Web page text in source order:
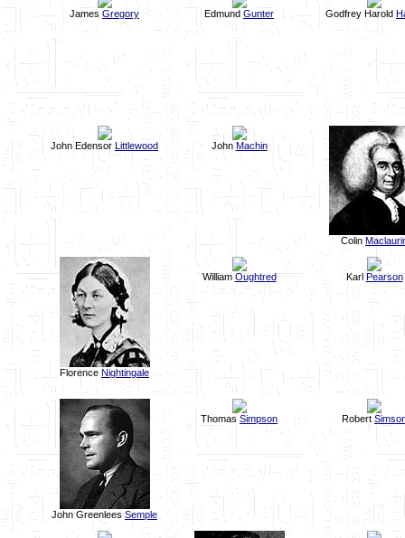
James Gregory Edmund Gunter Godfrey Harold
John Edensor Littlewood John Machin
Colin
Florence Nightingale
William Oughtred Karl Pearson
John Greenlees Semple
Thomas Simpson Robert